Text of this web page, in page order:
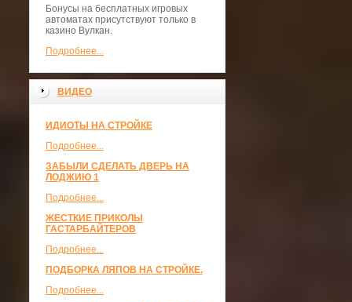
Бонусы на бесплатных игровых
автоматах присутствуют только в
казино Вулкан.
Подробнее...
ВИДЕО
ИДИОТЫ НА СТРОЙКЕ
Подробнее...
ЗАБЫЛИ СДЕЛАТЬ ДВЕРЬ НА
ЛОДЖИЮ 1
Подробнее...
ЖЕСТКИЕ ПРИКОЛЫ
ГАСТАРБАЙТЕРОВ
Подробнее...
ПОДБОРКА ЛЯПОВ НА СТРОЙКЕ.
Подробнее...